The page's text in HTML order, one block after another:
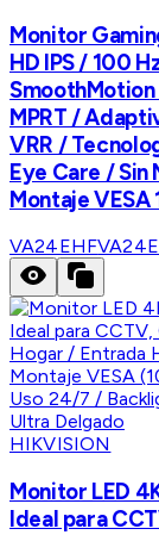
Monitor
HD IPS / 100
SmoothMotion
MPRT /
VRR /
Eye Care / Sin
Montaje
VA24EHF
HIKVISION
Monitor LED
Ideal para